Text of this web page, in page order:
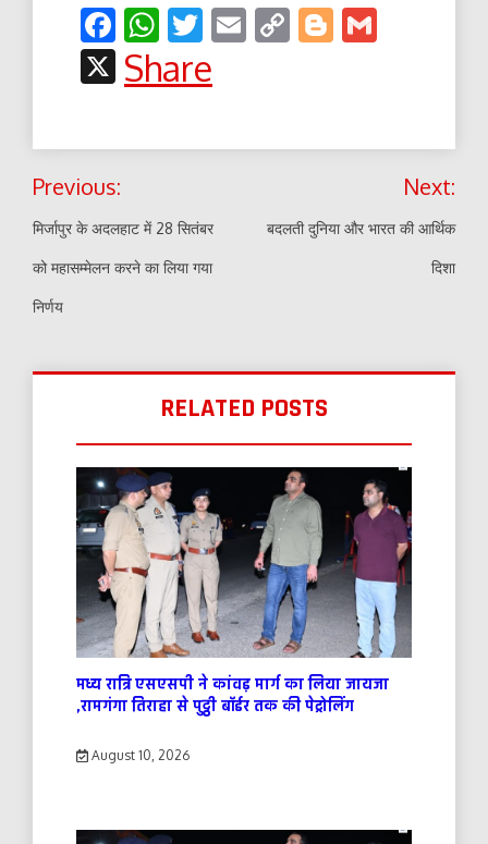
Facebook
WhatsApp
Twitter
EmailCopyBlogger
X
Share
Post
navigation
Previous:
मिर्जापुर के अदलहाट में 28 सितंबर
को महासम्मेलन करने का लिया गया
निर्णय
Next:
बदलती दुनिया और भारत की आर्थिक
दिशा
RELATED POSTS
मध्य रात्रि एसएसपी ने कांवड़ मार्ग का लिया जायजा
,रामगंगा तिराहा से पुट्ठी बॉर्डर तक की पेट्रोलिंग
August 10, 2026